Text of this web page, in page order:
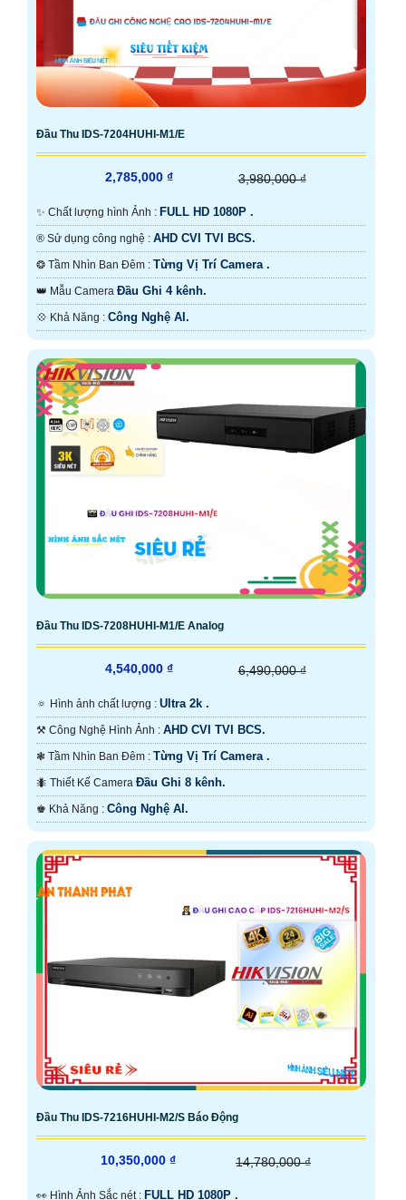
Đầu Thu IDS-7204HUHI-M1/E
2,785,000 ₫ 3,980,000 ₫
✨ Chất lượng hình Ảnh : FULL HD 1080P .
®️ Sử dụng công nghệ : AHD CVI TVI BCS.
❂ Tầm Nhìn Ban Đêm : Từng Vị Trí Camera .
👑 Mẫu Camera Đầu Ghi 4 kênh.
️💠 Khả Năng : Công Nghệ AI.
Đầu Thu IDS-7208HUHI-M1/E Analog
4,540,000 ₫ 6,490,000 ₫
🔅 Hình ảnh chất lượng : Ultra 2k .
⚒ Công Nghệ Hình Ảnh : AHD CVI TVI BCS.
❃ Tầm Nhìn Ban Đêm : Từng Vị Trí Camera .
🐜 Thiết Kế Camera Đầu Ghi 8 kênh.
️♚ Khả Năng : Công Nghệ AI.
Đầu Thu IDS-7216HUHI-M2/S Báo Động
10,350,000 ₫ 14,780,000 ₫
️👀 Hình Ảnh Sắc nét : FULL HD 1080P .